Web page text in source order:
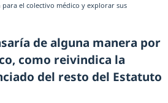
el colectivo médico y explorar sus
de alguna manera por
como reivindica la
del resto del Estatuto